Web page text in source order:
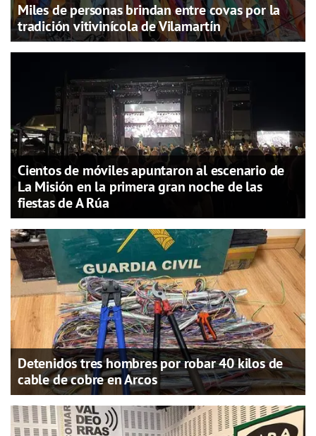
Miles de personas brindan entre covas por la
tradición vitivinícola de Vilamartín
Cientos de móviles apuntaron al escenario de
La Misión en la primera gran noche de las
fiestas de A Rúa
Detenidos tres hombres por robar 40 kilos de
cable de cobre en Arcos